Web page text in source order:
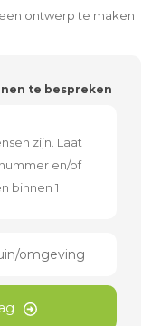
ontwerp te maken
te bespreken
omgeving